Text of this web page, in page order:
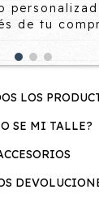
de tu
LOS
SE MI TALLE?